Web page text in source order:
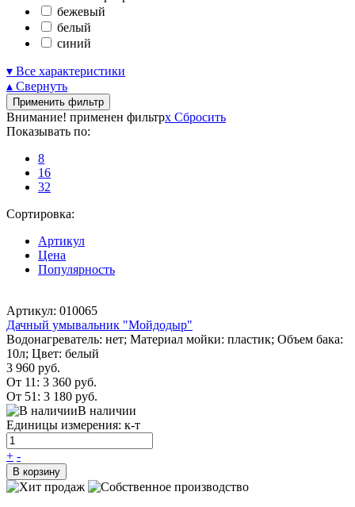
бежевый
белый
синий
▾ Все характеристики
▴ Свернуть
Применить фильтр
Внимание! применен фильтрx Сбросить
Показывать по:
8
16
32
Сортировка:
Артикул
Цена
Популярность
Артикул: 010065
Дачный умывальник "Мойдодыр"
Водонагреватель: нет; Материал мойки: пластик; Объем бака:
10л; Цвет: белый
3 960 руб.
От 11: 3 360 руб.
От 51: 3 180 руб.
В наличии
Единицы измерения: к-т
+ -
В корзину